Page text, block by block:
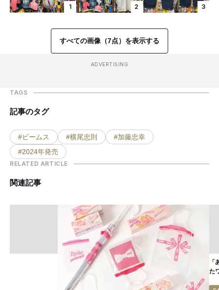
1 2 3
すべての画像（7点）を表示する
ADVERTISING
TAGS
記事のタグ
#ビームス #横尾忠則
#加藤忠幸
#2024年発売
RELATED ARTICLE
関連記事
た